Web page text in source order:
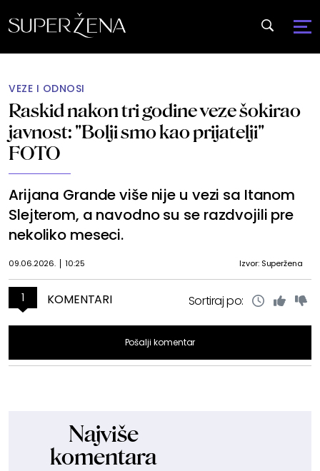
VEZE I ODNOSI
Raskid nakon tri godine veze šokirao
javnost: "Bolji smo kao prijatelji"
FOTO
Arijana Grande više nije u vezi sa Itanom
Slejterom, a navodno su se razdvojili pre
nekoliko meseci.
09.06.2026. 10:25 Izvor: Superžena
1 KOMENTARI Sortiraj po:
Pošalji komentar
Najviše
komentara